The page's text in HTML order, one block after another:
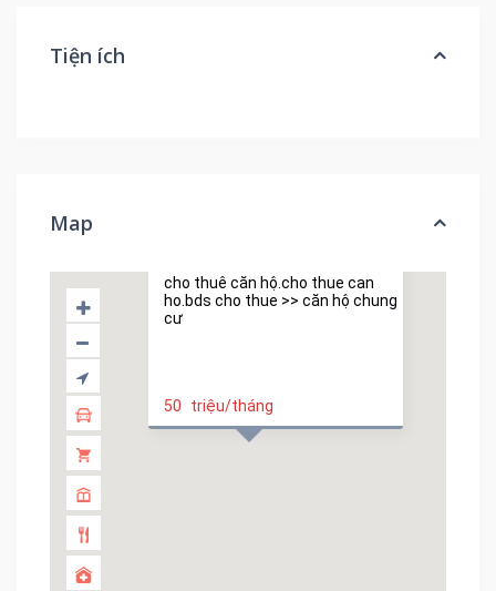
Tiện ích
Map
cho thuê căn hộ.cho thue can
ho.bds cho thue >> căn hộ chung
cư
50 triệu/tháng